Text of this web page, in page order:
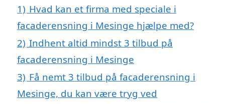
1) Hvad kan et firma med speciale i
facaderensning i Mesinge hjælpe med?
2) Indhent altid mindst 3 tilbud på
facaderensning i Mesinge
3) Få nemt 3 tilbud på facaderensning i
Mesinge, du kan være tryg ved